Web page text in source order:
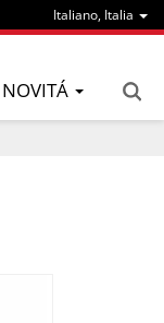
Italiano, Italia
NOVITÁ